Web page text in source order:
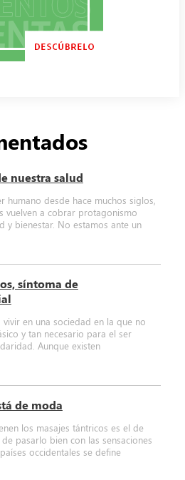
nuestra salud
humano desde hace muchos siglos,
vuelven a cobrar protagonismo
y bienestar. No estamos ante un
síntoma de
en una sociedad en la que no
y tan necesario para el ser
Aunque existen
de moda
los masajes tántricos es el de
pasarlo bien con las sensaciones
occidentales se define